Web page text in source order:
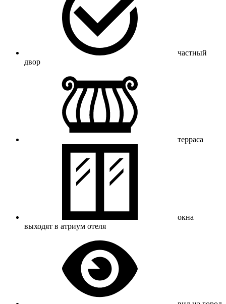
частный
двор
терраса
окна
выходят в атриум отеля